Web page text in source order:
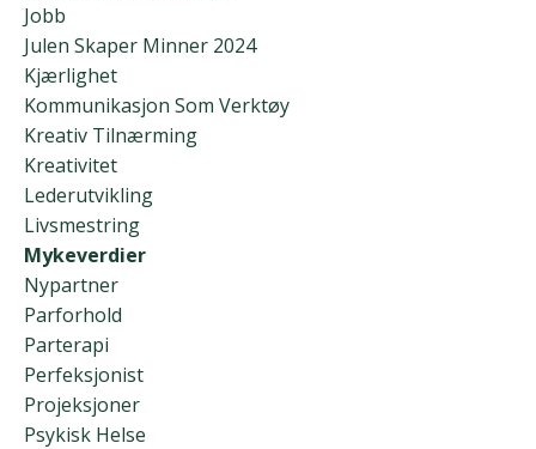
Jobb
Julen Skaper Minner 2024
Kjærlighet
Kommunikasjon Som Verktøy
Kreativ Tilnærming
Kreativitet
Lederutvikling
Livsmestring
Mykeverdier
Nypartner
Parforhold
Parterapi
Perfeksjonist
Projeksjoner
Psykisk Helse